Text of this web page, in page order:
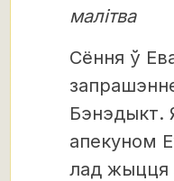
малітва
Сёння ў
Бэнэдыкт.
апекуном
лад жыцця